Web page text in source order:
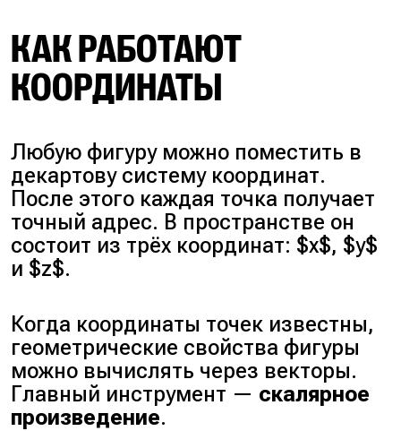
КАК РАБОТАЮТ
КООРДИНАТЫ
Любую фигуру можно поместить в
декартову систему координат.
После этого каждая точка получает
точный адрес. В пространстве он
состоит из трёх координат: $x$, $y$
и $z$.
Когда координаты точек известны,
геометрические свойства фигуры
можно вычислять через векторы.
Главный инструмент — скалярное
произведение.